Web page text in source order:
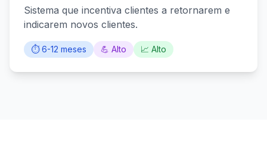
Sistema que incentiva clientes a retornarem e
indicarem novos clientes.
⏱️ 6-12 meses 💪 Alto 📈 Alto